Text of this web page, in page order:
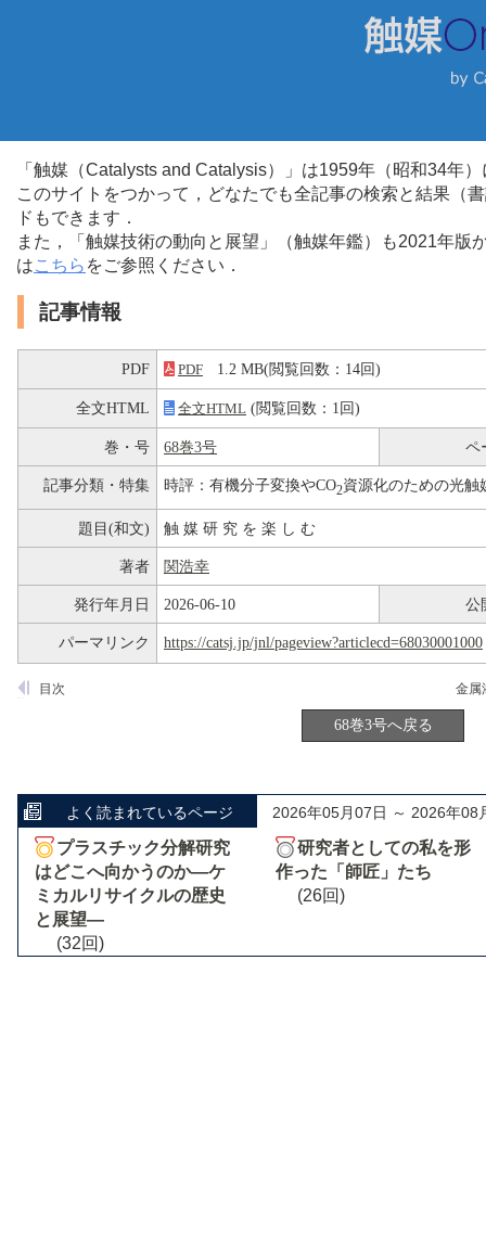
「触媒（Catalysts and Catalysis）」は1959年（昭和34年
このサイトをつかって，どなたでも全記事の検索と結果（
ドもできます．
また，「触媒技術の動向と展望」（触媒年鑑）も2021年
はこちら をご参照ください．
記事情報
PDF PDF 1.2 MB(閲覧回数：14回)
全文HTML 全文HTML (閲覧回数：1回)
巻・号 68巻3号 ペ
記事分類・特集 時評：有機分子変換やCO2資源化のための光触
題目(和文) 触 媒 研 究 を 楽 し む
著者 関浩幸
発行年月日 2026-06-10 公
パーマリンク https://catsj.jp/jnl/pageview?articlecd=68030001000
目次
68巻3号へ戻る
よく読まれているページ 2026年05月07日 ～ 2026年08
プラスチック分解研究
はどこへ向かうのか―ケ
ミカルリサイクルの歴史
と展望―
(32回)
研究者としての私を形
作った「師匠」たち
(26回)